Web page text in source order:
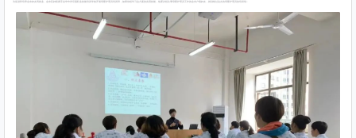
为促进和培养金东妇女再就业，金东区妇联携手金华市伊乐园职业技能培训学校开展母婴护理员培训班，如果你想学习这方面的实用技能，热爱并想从事母婴护理员工作的金东户籍妇女，就别错过这次的母婴护理员的培训啦~